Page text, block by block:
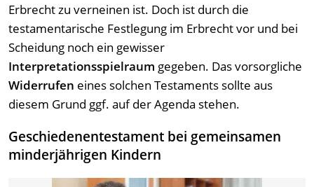
Erbrecht zu verneinen ist. Doch ist durch die
testamentarische Festlegung im Erbrecht vor und bei
Scheidung noch ein gewisser
Interpretationsspielraum gegeben. Das vorsorgliche
Widerrufen eines solchen Testaments sollte aus
diesem Grund ggf. auf der Agenda stehen.
Geschiedenentestament bei gemeinsamen
minderjährigen Kindern